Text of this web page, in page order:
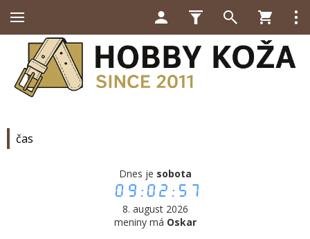
čas
Dnes je sobota
09:02:57
8. august 2026
meniny má Oskar